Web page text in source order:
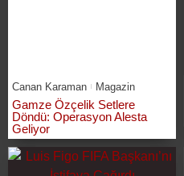
Canan Karaman Magazin
Gamze Özçelik Setlere
Döndü: Operasyon Alesta
Geliyor